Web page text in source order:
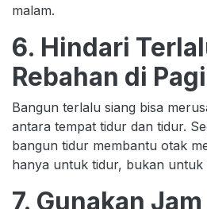
malam.
6. Hindari
Rebahan di
Bangun terlalu siang bisa
antara tempat tidur dan tidur.
bangun tidur membantu otak
hanya untuk tidur, bukan untuk
7. Gunakan